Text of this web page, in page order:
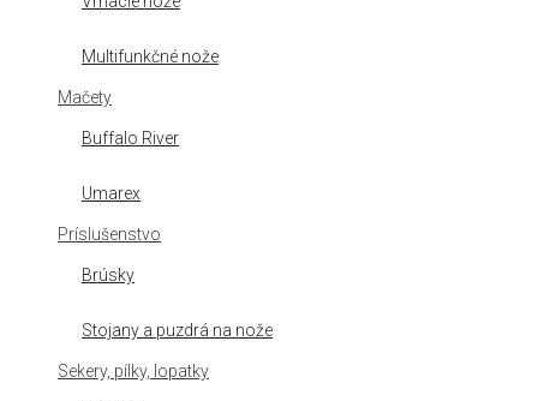
Multifunkčné nože
Mačety
Buffalo River
Umarex
Príslušenstvo
Brúsky
Stojany a puzdrá na nože
Sekery, pílky, lopatky